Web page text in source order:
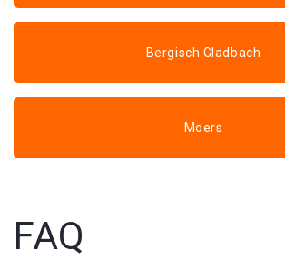
Bergisch Gladbach
Moers
FAQ